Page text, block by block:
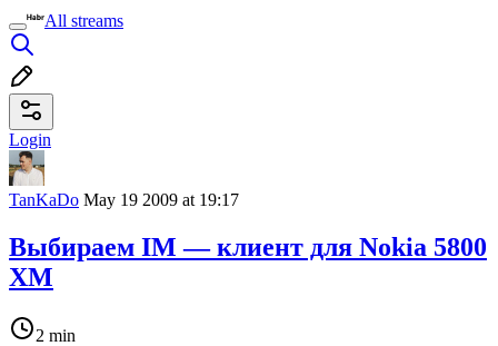
All streams
Login
TanKaDo May 19 2009 at 19:17
Выбираем IM — клиент для Nokia 5800
XM
2 min